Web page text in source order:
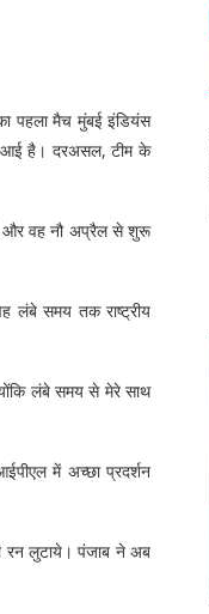
पहला मैच मुंबई इंडियंस
आई है। दरअसल, टीम के
है और वह नौ अप्रैल से शुरू
लंबे समय तक राष्ट्रीय
लंबे समय से मेरे साथ
में अच्छा प्रदर्शन
रन लुटाये। पंजाब ने अब